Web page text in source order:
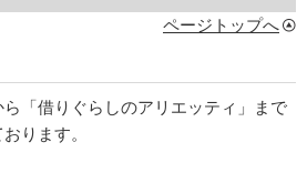
ページトップへ
ら「借りぐらしのアリエッティ」まで
ります。